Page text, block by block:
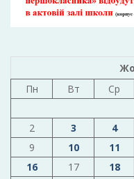
Пн
Вт Ср
2
3 4
9
10 11
16
17 18